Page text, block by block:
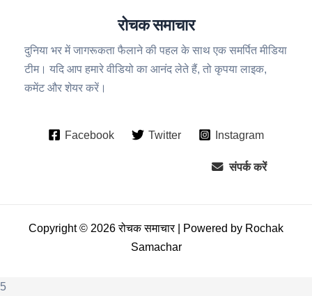
रोचक समाचार
दुनिया भर में जागरूकता फैलाने की पहल के साथ एक समर्पित मीडिया
टीम। यदि आप हमारे वीडियो का आनंद लेते हैं, तो कृपया लाइक,
कमेंट और शेयर करें।
Facebook Twitter Instagram
संपर्क करें
Copyright © 2026 रोचक समाचार | Powered by Rochak
Samachar
5